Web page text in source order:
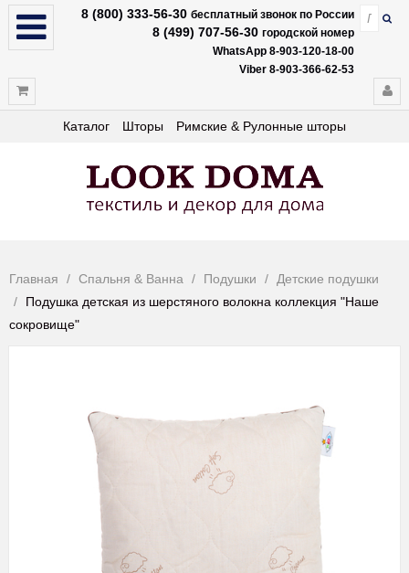
8 (800) 333-56-30 бесплатный звонок по России
8 (499) 707-56-30 городской номер
WhatsApp 8-903-120-18-00
Viber 8-903-366-62-53
Каталог Шторы Римские & Рулонные шторы
Главная Спальня & Ванна Подушки
Детские подушки
Подушка детская из шерстяного волокна коллекция "Наше
сокровище"